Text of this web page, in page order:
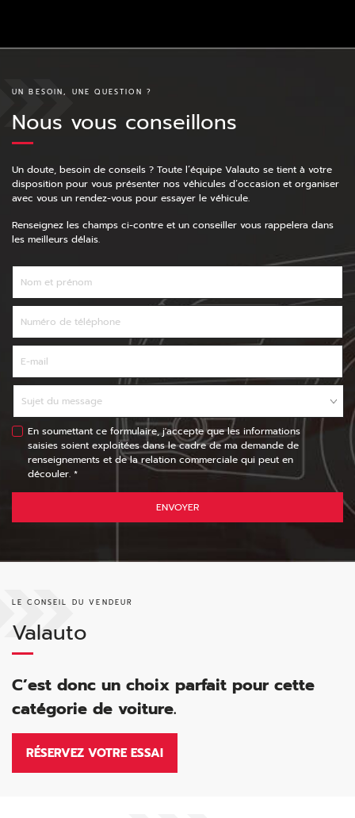
UN BESOIN, UNE QUESTION ?
Nous vous conseillons
Un doute, besoin de conseils ? Toute l’équipe Valauto se tient à votre
disposition pour vous présenter nos véhicules d’occasion et organiser
avec vous un rendez-vous pour essayer le véhicule.
Renseignez les champs ci-contre et un conseiller vous rappelera dans
les meilleurs délais.
En soumettant ce formulaire, j'accepte que les informations
saisies soient exploitées dans le cadre de ma demande de
renseignements et de la relation commerciale qui peut en
découler. *
ENVOYER
LE CONSEIL DU VENDEUR
Valauto
C’est donc un choix parfait pour cette
catégorie de voiture.
RÉSERVEZ VOTRE ESSAI